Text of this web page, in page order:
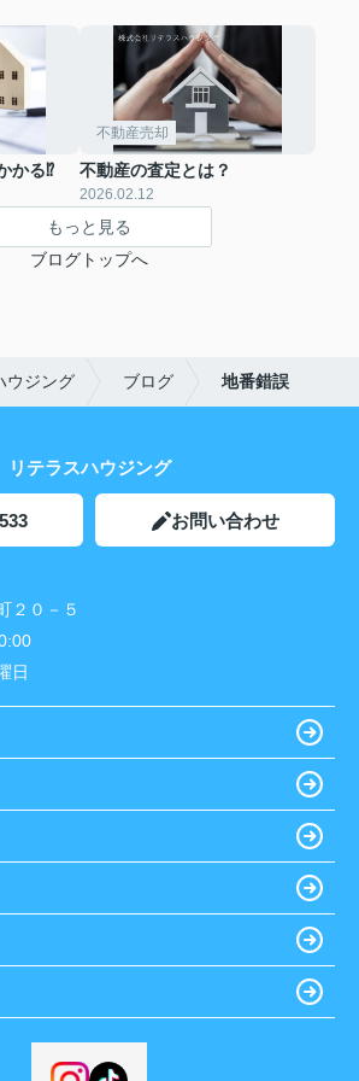
かる⁉
不動産売却
不動産の査定とは？
2026.02.12
もっと見る
ブログトップへ
ウジング ブログ 地番錯誤
リテラスハウジング
お問い合わせ
２０－５
日